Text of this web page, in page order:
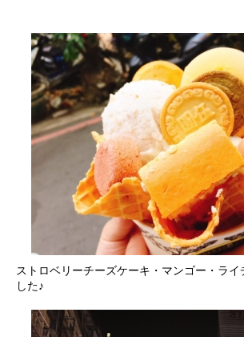
ストロベリーチーズケーキ・マンゴー・ライ
した♪